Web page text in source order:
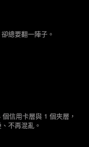
總要翻一陣子。
信用卡層與 1 個夾層，
不再混亂。